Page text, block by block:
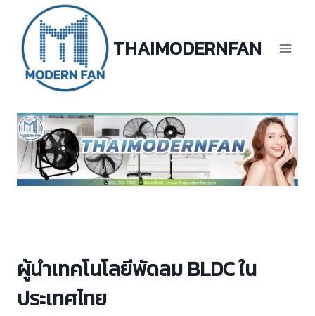
content
THAIMODERNFAN
ผู้นำเทคโนโลยีพัดลม BLDCใน
ประเทศไทย